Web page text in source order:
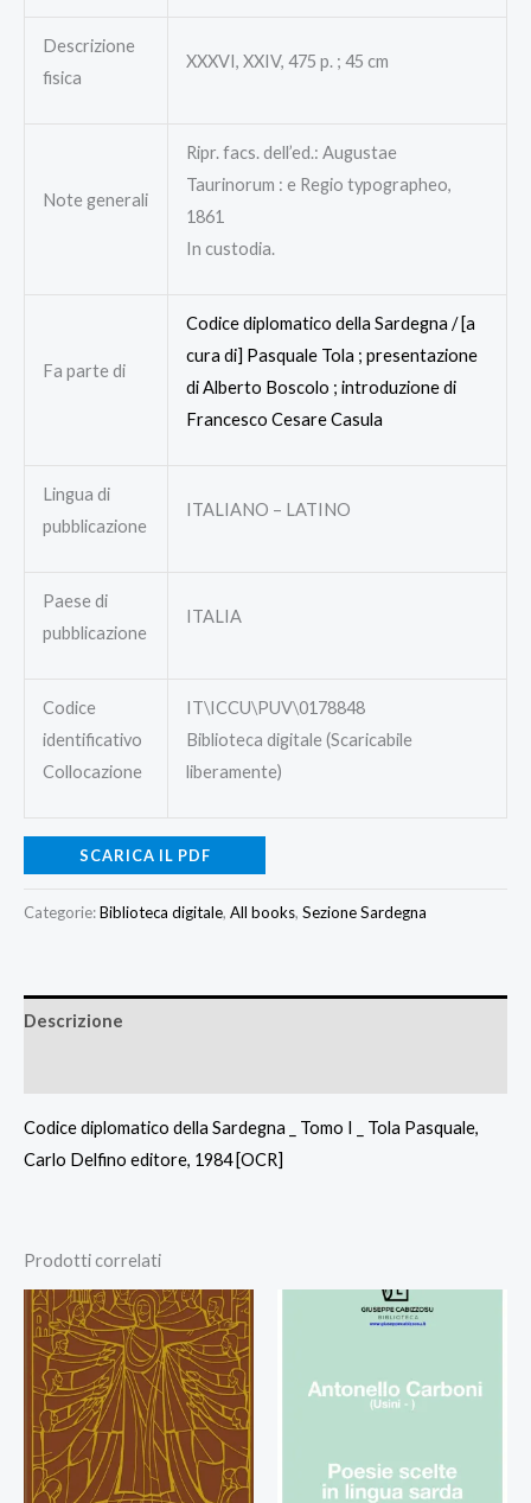
Descrizione
fisica
XXXVI, XXIV, 475 p. ; 45 cm
Note generali
Ripr. facs. dell’ed.: Augustae
Taurinorum : e Regio typographeo,
1861
In custodia.
Fa parte di
Codice diplomatico della Sardegna / [a
cura di] Pasquale Tola ; presentazione
di Alberto Boscolo ; introduzione di
Francesco Cesare Casula
Lingua di
pubblicazione
ITALIANO – LATINO
Paese di
pubblicazione
ITALIA
Codice
identificativo
Collocazione
IT\ICCU\PUV\0178848
Biblioteca digitale (Scaricabile
liberamente)
SCARICA IL PDF
Categorie:Biblioteca digitale, All books, Sezione Sardegna
Descrizione
Codice diplomatico della Sardegna _ Tomo I _ Tola Pasquale,
Carlo Delfino editore, 1984 [OCR]
Prodotti correlati